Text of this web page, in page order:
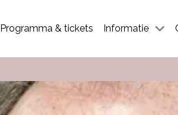
Programma & tickets Informatie